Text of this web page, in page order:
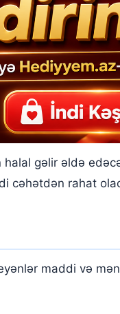
gəlir əldə
cəhətdən rahat
maddi və